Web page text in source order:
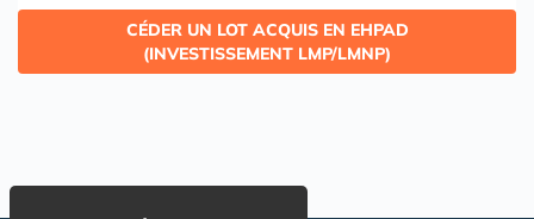
CÉDER UN LOT ACQUIS EN EHPAD
(INVESTISSEMENT LMP/LMNP)